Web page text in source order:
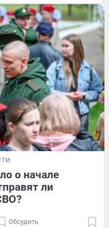
о начале
ли
Обсудить